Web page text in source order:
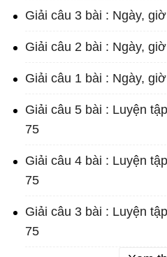
Giải câu 3 bài : Ngày, giờ
Giải câu 2 bài : Ngày, giờ
Giải câu 1 bài : Ngày, giờ
Giải câu 5 bài : Luyện
75
Giải câu 4 bài : Luyện
75
Giải câu 3 bài : Luyện
75